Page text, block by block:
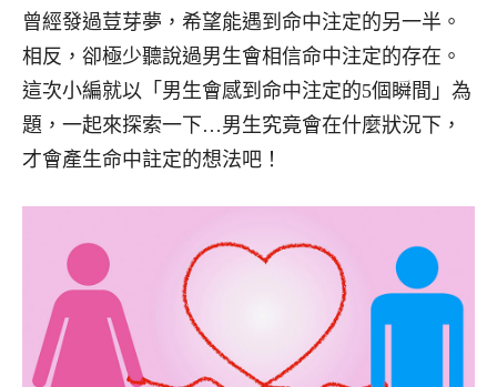
曾經發過荳芽夢，希望能遇到命中注定的另一半。
相反，卻極少聽說過男生會相信命中注定的存在。
這次小編就以「男生會感到命中注定的5個瞬間」為
題，一起來探索一下…男生究竟會在什麼狀況下，
才會產生命中註定的想法吧！